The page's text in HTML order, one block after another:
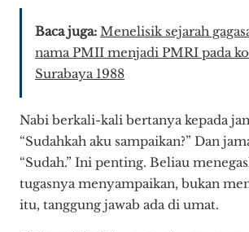
Baca juga: Menelisik sejarah
nama PMII menjadi PMRI pada
Surabaya 1988
Nabi berkali-kali bertanya kepada
“Sudahkah aku sampaikan?” Dan
“Sudah.” Ini penting. Beliau
tugasnya menyampaikan, bukan
itu, tanggung jawab ada di umat.